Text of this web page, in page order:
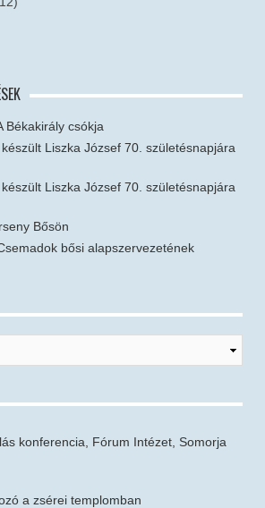
Békakirály csókja
Liszka József 70. születésnapjára
Liszka József 70. születésnapjára
Bősön
bősi alapszervezetének
konferencia, Fórum Intézet, Somorja
a zsérei templomban